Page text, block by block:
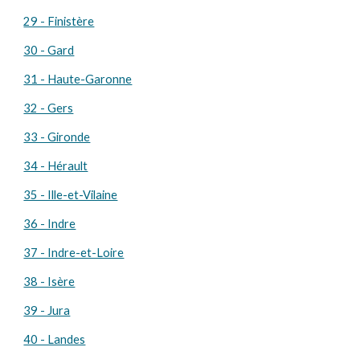
29 - Finistère
30 - Gard
31 - Haute-Garonne
32 - Gers
33 - Gironde
34 - Hérault
35 - Ille-et-Vilaine
36 - Indre
37 - Indre-et-Loire
38 - Isère
39 - Jura
40 - Landes